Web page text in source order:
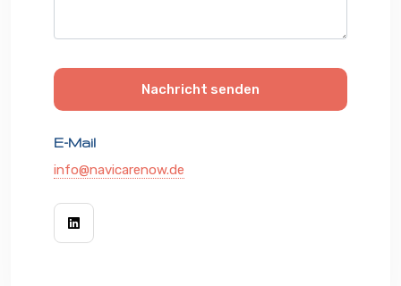
Nachricht senden
E-Mail
info@navicarenow.de